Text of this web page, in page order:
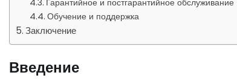
Гарантийное и постгарантийное обслуживание
Обучение и поддержка
Заключение
Введение